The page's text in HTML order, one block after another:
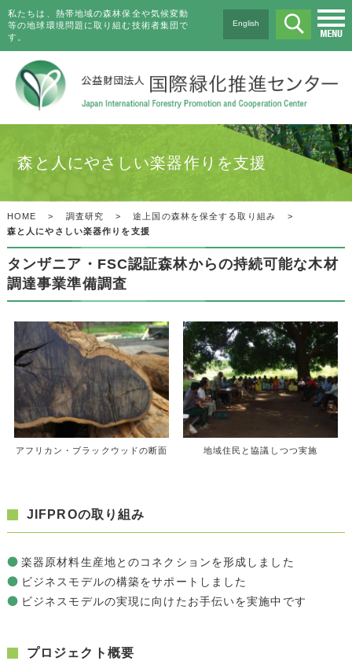
私たちは、熱帯地域の森林保全や気候変動
等の地球環境問題に取り組む技術者集団で
す。
English
森と人にやさしい楽器作りを支援
HOME > 調査研究 > 途上国の森林を保全する取り組み
>
森と人にやさしい楽器作りを支援
タンザニア・FSC認証森林からの持続可能な木材
調達事業準備調査
アフリカン・ブラックウッドの断面 地域住民と協議しつつ実施
JIFPROの取り組み
楽器原材料生産地とのコネクションを形成しました
ビジネスモデルの構築をサポートしました
ビジネスモデルの実現に向けたお手伝いを実施中です
プロジェクト概要